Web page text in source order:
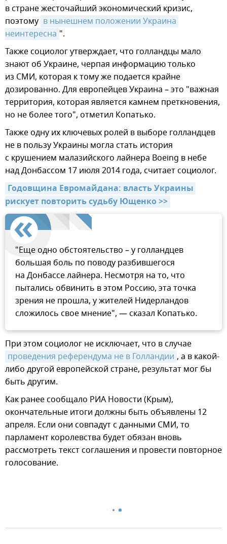
в стране жесточайший экономический кризис,
поэтому в нынешнем положении Украина
неинтересна ".
Также социолог утверждает, что голландцы мало
знают об Украине, черпая информацию только
из СМИ, которая к тому же подается крайне
дозированно. Для европейцев Украина – это "важная
территория, которая является камнем преткновения,
но не более того", отметил Копатько.
Также одну их ключевых ролей в выборе голландцев
не в пользу Украины могла стать история
с крушением малазийского лайнера Boeing в небе
над Донбассом 17 июля 2014 года, считает социолог.
Годовщина Евромайдана: власть Украины
рискует повторить судьбу Ющенко >>
"Еще одно обстоятельство – у голландцев
большая боль по поводу разбившегося
на Донбассе лайнера. Несмотря на то, что
пытались обвинить в этом Россию, эта точка
зрения не прошла, у жителей Нидерландов
сложилось свое мнение", — сказал Копатько.
При этом социолог не исключает, что в случае
проведения референдума не в Голландии , а в какой-
либо другой европейской стране, результат мог бы
быть другим.
Как ранее сообщало РИА Новости (Крым),
окончательные итоги должны быть объявлены 12
апреля. Если они совпадут с данными СМИ, то
парламент королевства будет обязан вновь
рассмотреть текст соглашения и провести повторное
голосование.